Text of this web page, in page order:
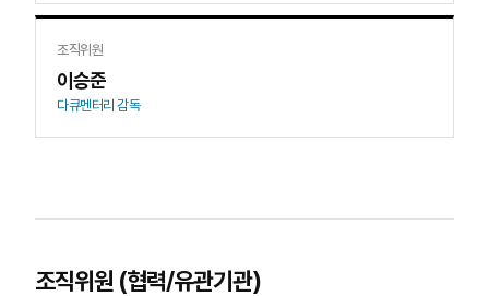
조직위원
이승준
다큐멘터리 감독
조직위원 (협력/유관기관)